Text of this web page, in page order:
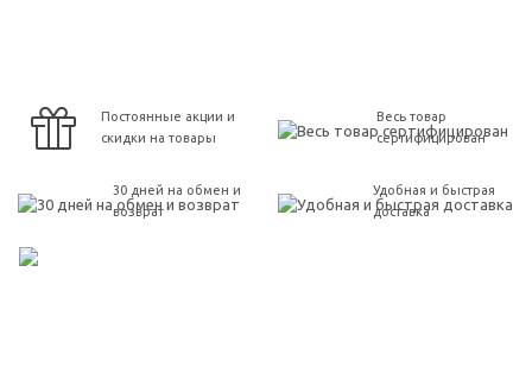
Постоянные акции и
скидки на товары
Весь товар
сертифицирован
30 дней на обмен и
возврат
Удобная и быстрая
доставка